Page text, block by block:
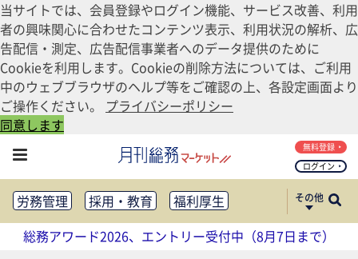
当サイトでは、会員登録やログイン機能、サービス改善、利用
者の興味関心に合わせたコンテンツ表示、利用状況の解析、広
告配信・測定、広告配信事業者へのデータ提供のために
Cookieを利用します。Cookieの削除方法については、ご利用
中のウェブブラウザのヘルプ等をご確認の上、各設定画面より
ご操作ください。 プライバシーポリシー
同意します
ログイン
無料登録
労務管理 採用・教育
福利厚生
健康経営
働き方改革
法務・コンプライアンス
その他
総務アワード2026、エントリー受付中（8月7日まで）